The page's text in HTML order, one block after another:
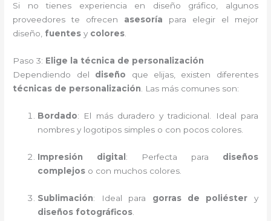
Si no tienes experiencia en diseño gráfico, algunos
proveedores te ofrecen asesoría para elegir el mejor
diseño, fuentes y colores
Paso 3: Elige la técnica de personalización
Dependiendo del diseño que elijas, existen diferentes
técnicas de personalización . Las más comunes son:
Bordado: El más duradero y tradicional. Ideal para
nombres y logotipos simples o con pocos colores.
Impresión digital : Perfecta para diseños
complejos o con muchos colores.
Sublimación: Ideal para gorras de poliéster y
diseños fotográficos